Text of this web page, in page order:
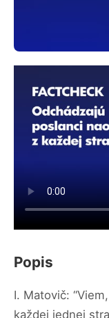
Popis
I. Matovič:
každej jednej